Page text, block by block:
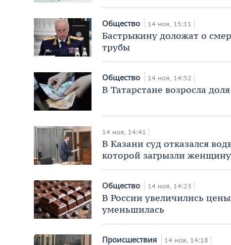
Общество 14 ноя, 15:11
Бастрыкину доложат о
трубы
Общество 14 ноя, 14:52
В Татарстане возросла
14 ноя, 14:41
В Казани суд отказался
которой загрызли женщину
Общество 14 ноя, 14:23
В России увеличились
уменьшилась
Происшествия 14 ноя, 14:18